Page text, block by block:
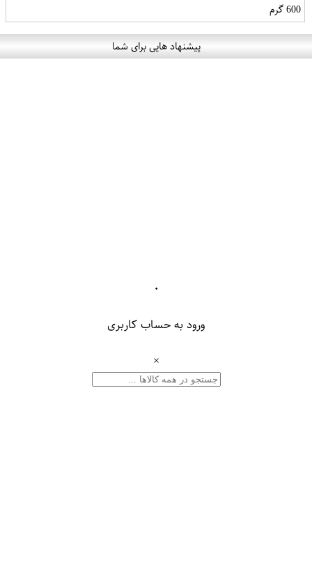
600 گرم
پیشنهاد هایی برای شما
۰
ورود به حساب کاربری
×